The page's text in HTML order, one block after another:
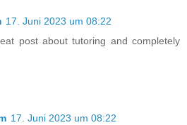
17. Juni 2023 um 08:22
post about tutoring and completely
17. Juni 2023 um 08:22